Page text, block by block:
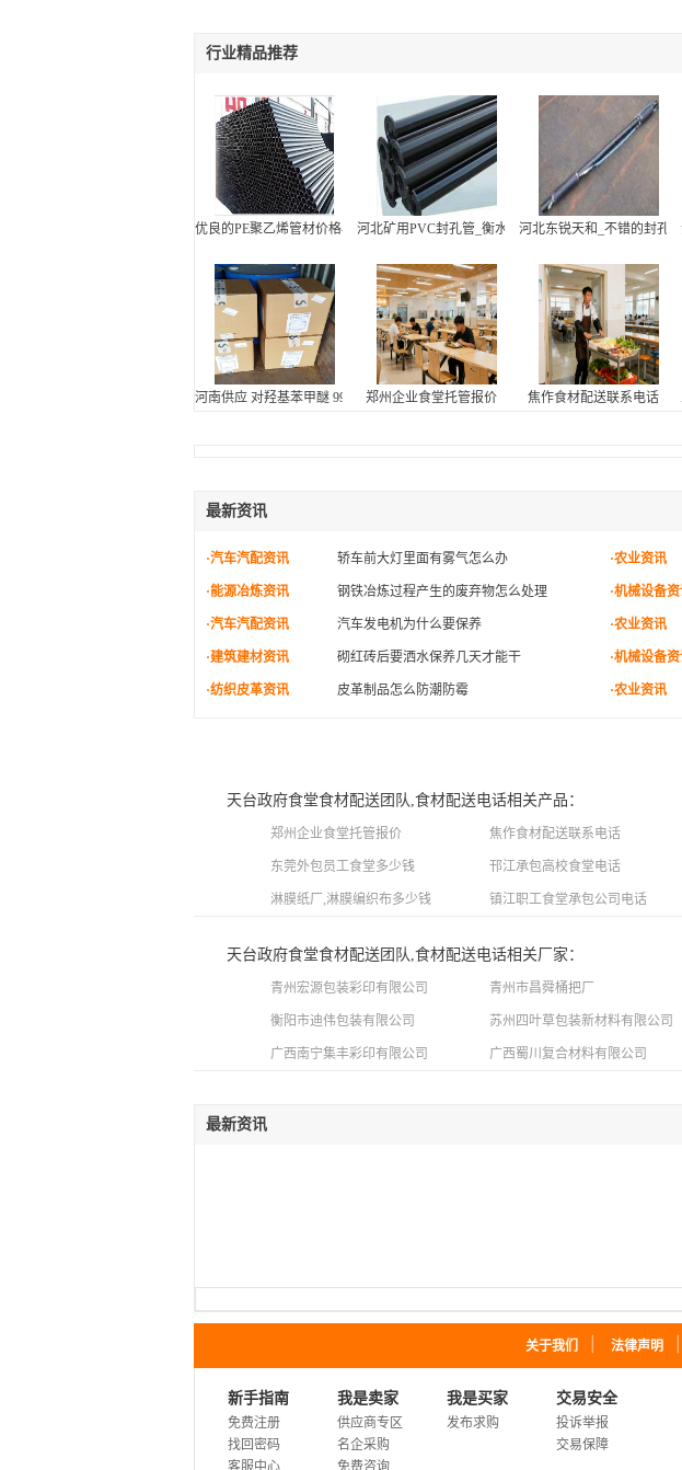
行业精品推荐
优良的PE聚乙烯管材价格-河北高密度聚乙烯管河北矿用PVC封孔管_衡水哪里有供应优惠的封孔管
河北东锐天和_不错的封孔
河南供应 对羟基苯甲醚 99.5含量 索尔维原装 一箱起发
郑州企业食堂托管报价 焦作食材配送联系电话
最新资讯
·汽车汽配资讯 轿车前大灯里面有雾气怎么办 ·农业资讯
·能源冶炼资讯 钢铁冶炼过程产生的废弃物怎么处理 ·机械设备
·汽车汽配资讯 汽车发电机为什么要保养 ·农业资讯
·建筑建材资讯 砌红砖后要洒水保养几天才能干 ·机械设备
·纺织皮革资讯 皮革制品怎么防潮防霉 ·农业资讯
天台政府食堂食材配送团队,食材配送电话相关产品：
郑州企业食堂托管报价 焦作食材配送联系电话
东莞外包员工食堂多少钱 邗江承包高校食堂电话
淋膜纸厂,淋膜编织布多少钱 镇江职工食堂承包公司电话
天台政府食堂食材配送团队,食材配送电话相关厂家：
青州宏源包装彩印有限公司 青州市昌舜桶把厂
衡阳市迪伟包装有限公司 苏州四叶草包装新材料有限公司
广西南宁集丰彩印有限公司 广西蜀川复合材料有限公司
最新资讯
关于我们 法律声明
新手指南
免费注册
找回密码
客服中心
我是卖家
供应商专区
名企采购
免费咨询
我是买家
发布求购
交易安全
投诉举报
交易保障